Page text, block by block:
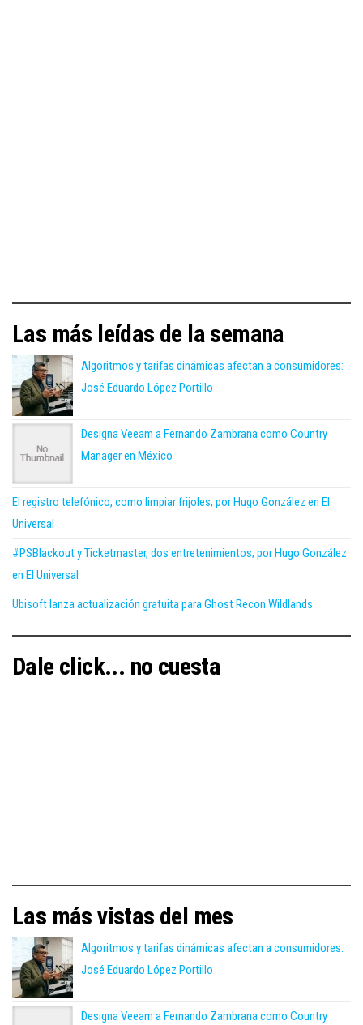
Las más leídas de la semana
Algoritmos y tarifas dinámicas afectan a consumidores:
José Eduardo López Portillo
Designa Veeam a Fernando Zambrana como Country
Manager en México
El registro telefónico, como limpiar frijoles; por Hugo González en El
Universal
#PSBlackout y Ticketmaster, dos entretenimientos; por Hugo González
en El Universal
Ubisoft lanza actualización gratuita para Ghost Recon Wildlands
Dale click... no cuesta
Las más vistas del mes
Algoritmos y tarifas dinámicas afectan a consumidores:
José Eduardo López Portillo
Designa Veeam a Fernando Zambrana como Country